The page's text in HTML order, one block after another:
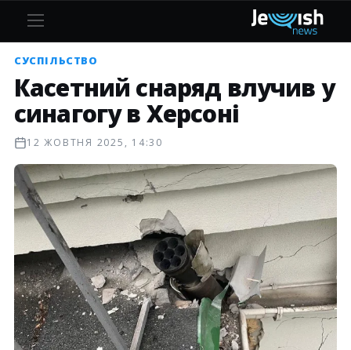
СУСПІЛЬСТВО
Касетний снаряд влучив у
синагогу в Херсоні
12 ЖОВТНЯ 2025, 14:30